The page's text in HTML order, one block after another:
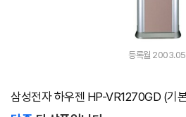
등록월
삼성전자 하우젠 HP-VR1270GD (기